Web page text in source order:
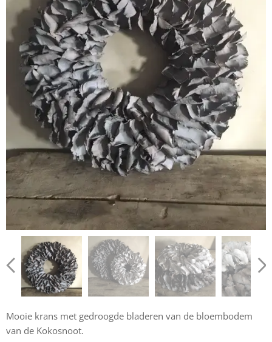
Mooie krans met gedroogde bladeren van de bloembodem
van de Kokosnoot.